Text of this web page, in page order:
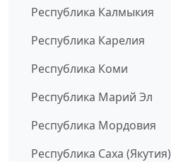
Республика Калмыкия
Республика Карелия
Республика Коми
Республика Марий Эл
Республика Мордовия
Республика Саха (Якутия)